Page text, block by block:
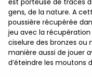
est porteuse de traces
gens, de la nature. A
poussière récupérée
jeu avec la
ciselure des bronzes ou
manière aussi de jouer
d’éteindre les moutons